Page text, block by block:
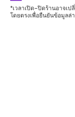
*เวลาเปิด–ปิดร้านอาจเ
โดยตรงเพื่อยืนยันข้อมูลล่